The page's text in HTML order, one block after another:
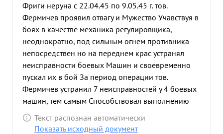
Фриги неруна с 22.04.45 по 9.05.45 г. тов.
Фермичев проявил отвагу и Мужество Учавствуя в
боях в качестве механика регулировщика,
неоднократно, под сильным огнем противника
непосредствен но на переднем крас устранял
неисправности боевых Машин и своевременно
пускал их в бой За период операции тов.
Фермичев устранил 7 неисправностей у 4 боевых
машин, тем самым Способствовал выполнению
боевой задачи командования. В районе Кальберг
Лип, ремонтируя боевую машну, тов. Фермиче в
Текст распознан автоматически
Показать исходный документ